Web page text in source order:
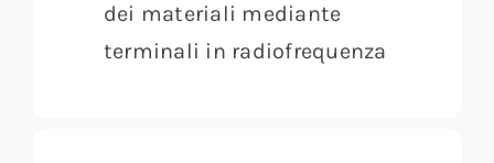
dei materiali mediante
terminali in radiofrequenza